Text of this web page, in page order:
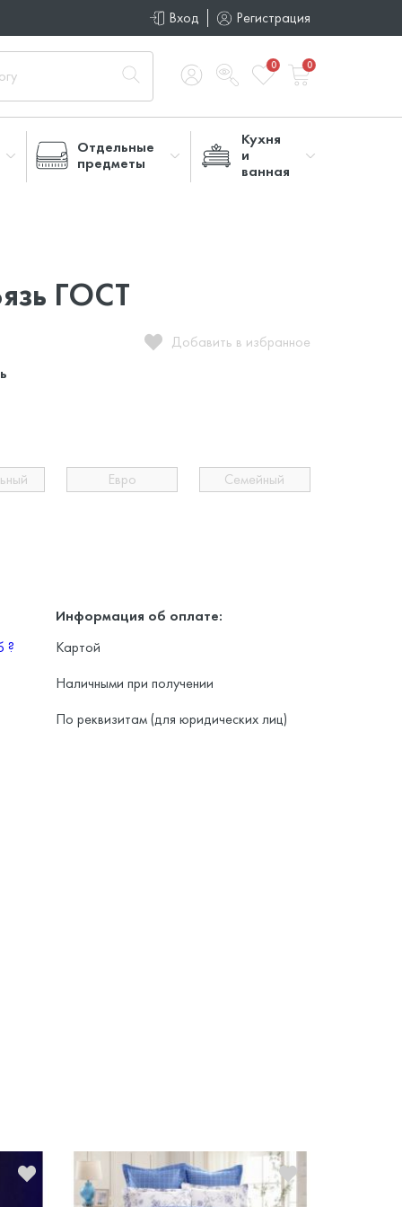
Вход Регистрация
0 0
Отдельные
предметы
Кухня
и
ванная
ГОСТ
Добавить в избранное
Евро Семейный
?
Информация об оплате:
Картой
Наличными при получении
По реквизитам (для юридических лиц)